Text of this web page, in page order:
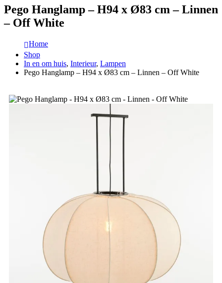
Pego Hanglamp – H94 x Ø83 cm – Linnen
– Off White
Home
Shop
In en om huis, Interieur, Lampen
Pego Hanglamp – H94 x Ø83 cm – Linnen – Off White